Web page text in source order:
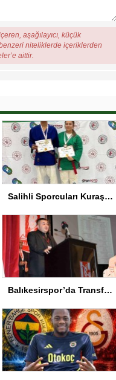
aşağılayıcı, küçük
niteliklerde içeriklerden
aittir.
Salihli Sporcuları Kuraş’ta Gururlandırdı
Balıkesirspor’da Transferde Yeni Yaklaşım